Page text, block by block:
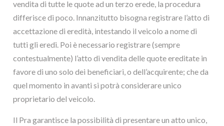
vendita di tutte le quote ad un terzo erede, la procedura
differisce di poco. Innanzitutto bisogna registrare l’atto di
accettazione di eredità, intestando il veicolo a nome di
tutti gli eredi. Poi è necessario registrare (sempre
contestualmente) l’atto di vendita delle quote ereditate in
favore di uno solo dei beneficiari, o dell’acquirente; che da
quel momento in avanti si potrà considerare unico
proprietario del veicolo.
Il Pra garantisce la possibilità di presentare un atto unico,